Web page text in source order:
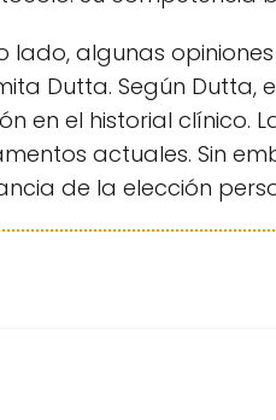
lado, algunas
Dutta. Según Dutta,
en el historial clínico.
actuales. Sin
de la elección